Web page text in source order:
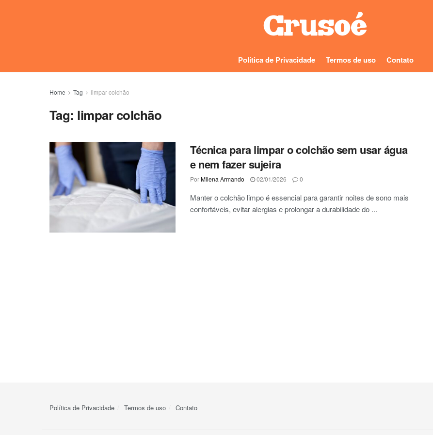
Política de Privacidade Termos de uso Contato
Home Tag limpar colchão
Tag: limpar colchão
Técnica para limpar o colchão sem usar água
e nem fazer sujeira
PorMilena Armando 02/01/2026 0
Manter o colchão limpo é essencial para garantir noites de sono mais
confortáveis, evitar alergias e prolongar a durabilidade do ...
Política de Privacidade Termos de uso Contato